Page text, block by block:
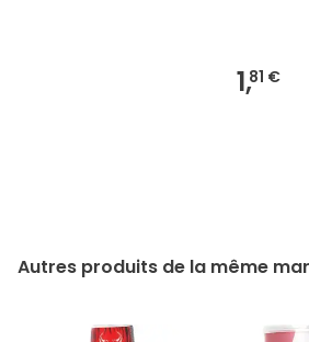
1,81 €
Autres produits de la même